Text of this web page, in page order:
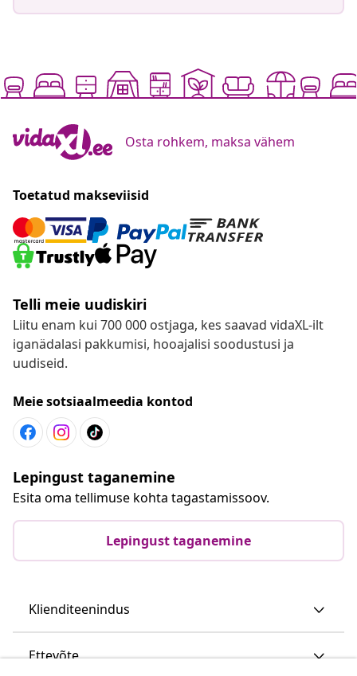
Osta rohkem, maksa vähem
Toetatud makseviisid
Telli meie uudiskiri
Liitu enam kui 700 000 ostjaga, kes saavad vidaXL-ilt
iganädalasi pakkumisi, hooajalisi soodustusi ja
uudiseid.
Meie sotsiaalmeedia kontod
Lepingust taganemine
Esita oma tellimuse kohta tagastamissoov.
Lepingust taganemine
Klienditeenindus
Ettevõte